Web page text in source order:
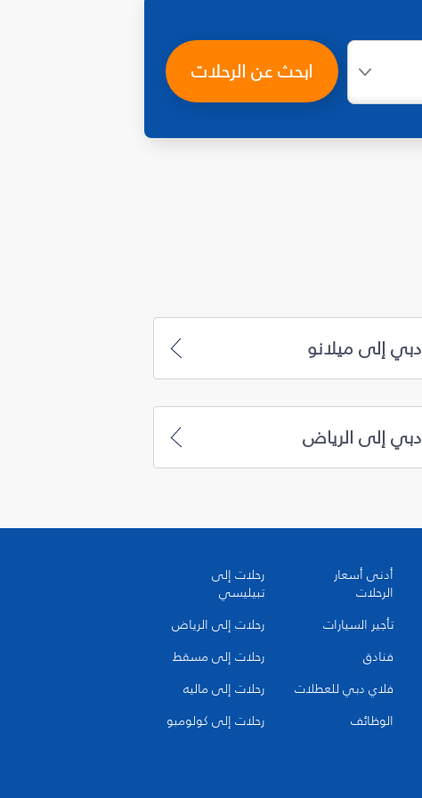
ابحث عن الرحلات
دبي إلى ميلانو
دبي إلى الرياض
أدنى أسعار
الرحلات
تأجير السيارات
فنادق
فلاي دبي للعطلات
الوظائف
رحلات إلى
تبيليسي
رحلات إلى الرياض
رحلات إلى مسقط
رحلات إلى ماليه
رحلات إلى كولومبو